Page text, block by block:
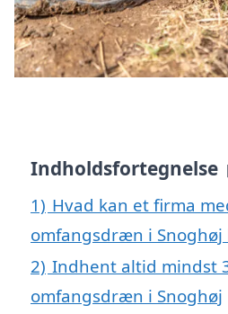
Indholdsfortegnelse
1) Hvad kan et firma
omfangsdræn i
2) Indhent altid mindst
omfangsdræn i Snoghøj